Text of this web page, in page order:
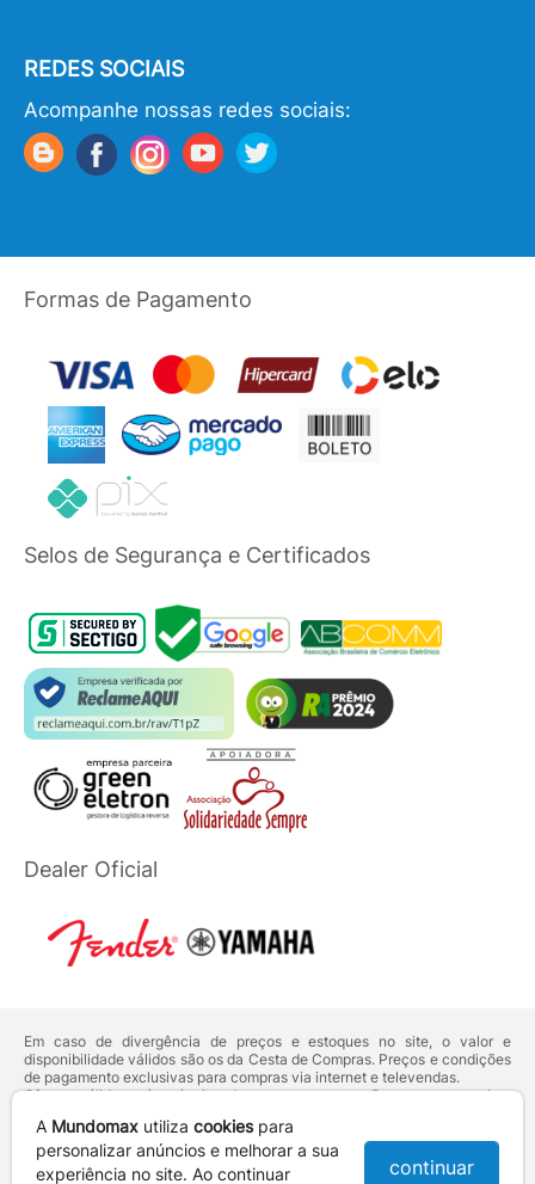
REDES SOCIAIS
Acompanhe nossas redes sociais:
Formas de Pagamento
Selos de Segurança e Certificados
Dealer Oficial
Em caso de divergência de preços e estoques no site, o valor e
disponibilidade válidos são os da Cesta de Compras. Preços e condições
de pagamento exclusivas para compras via internet e televendas.
Ofertas válidas até o término de nossos estoques. Para compras acima
deVenda Corporativa.
Os preços apresentados no site prevalecem sobre outros anunciados em
qualquer outro meio de comunicação ou sites de buscas. Código de
A Mundomax utiliza cookiespara
personalizar anúncios e melhorar a sua
experiência no site. Ao continuar
continuar